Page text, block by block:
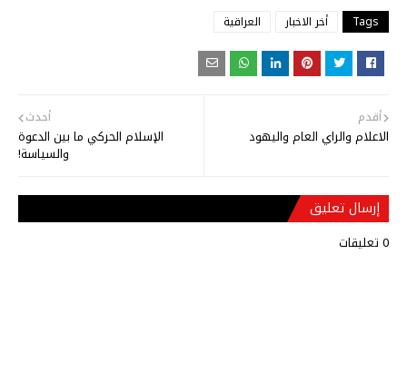
Tags أخر الاخبار العراقية
أحدث
الإسلام الحركي ما بين الدعوة
والسياسة!
أقدم
الاعلام والراي العام واليهود
إرسال تعليق
0 تعليقات